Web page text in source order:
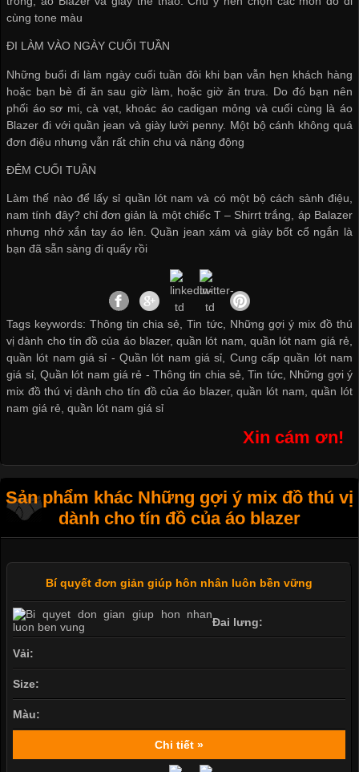
cùng tone màu
ĐI LÀM VÀO NGÀY CUỐI TUẦN
Những buổi đi làm ngày cuối tuần đôi khi bạn vẫn hẹn khách hàng
hoặc bạn bè đi ăn sau giờ làm, hoặc giờ ăn trưa. Do đó bạn nên
phối áo sơ mi, cà vạt, khoác áo cadigan mỏng và cuối cùng là áo
Blazer đi với quần jean và giày lười penny. Một bộ cánh không quá
đơn điệu nhưng vẫn rất chỉn chu và năng động
ĐÊM CUỐI TUẦN
Làm thế nào để lấy sỉ quần lót nam và có một bộ cách sành điệu,
nam tính đây? chỉ đơn giản là một chiếc T – Shirrt trắng, áp Balazer
nhưng nhớ xắn tay áo lên. Quần jean xám và giày bốt cổ ngắn là
bạn đã sẵn sàng đi quẩy rồi
Tags keywords: Thông tin chia sẻ, Tin tức, Những gợi ý mix đồ thú
vị dành cho tín đồ của áo blazer, quần lót nam, quần lót nam giá rẻ,
quần lót nam giá sỉ -Quần lót nam giá sỉ
Cung cấp quần lót nam
giá sỉ, Quần lót nam giá rẻ -Thông tin chia sẻ ,Tin tức, Những gợi ý
mix đồ thú vị dành cho tín đồ của áo blazer,quần lót nam ,quần lót
nam giá rẻ ,quần lót nam giá sỉ
Xin cám ơn!
Sản phẩm khác Những gợi ý mix đồ thú vị
dành cho tín đồ của áo blazer
Bí quyết đơn giản giúp hôn nhân luôn bền vững
Đai lưng:
Vải:
Size:
Màu:
Chi tiết »